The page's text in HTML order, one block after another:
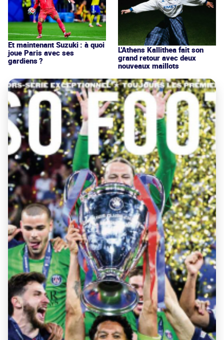
Et maintenant Suzuki : à quoi
joue Paris avec ses
gardiens ?
L'Athens Kallithea fait son
grand retour avec deux
nouveaux maillots